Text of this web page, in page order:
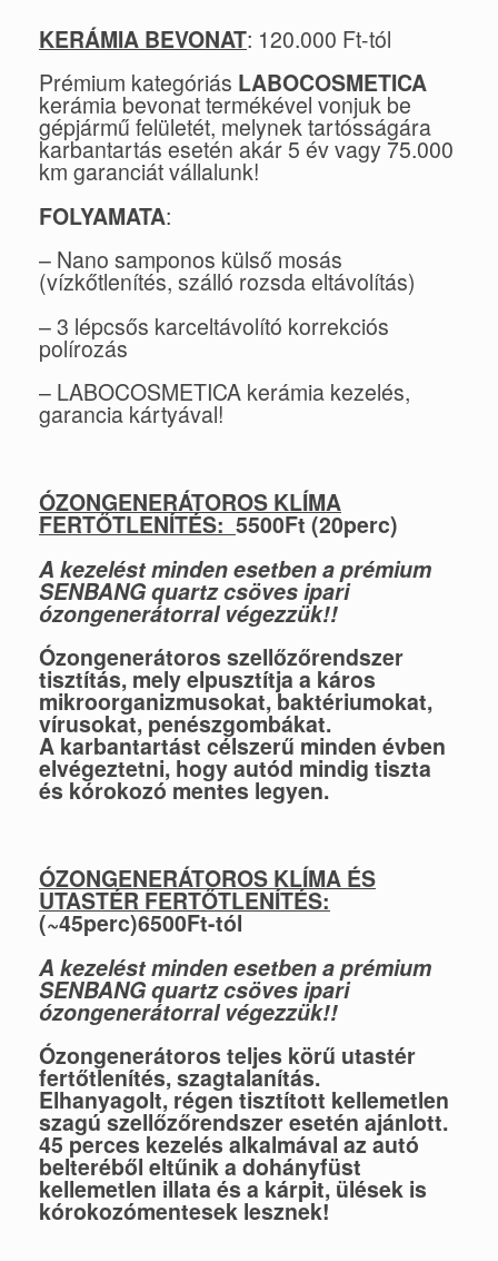
KERÁMIA BEVONAT: 120.000 Ft-tól
Prémium kategóriás LABOCOSMETICA
kerámia bevonat termékével vonjuk be
gépjármű felületét, melynek tartósságára
karbantartás esetén akár 5 év vagy 75.000
km garanciát vállalunk!
FOLYAMATA:
– Nano samponos külső mosás
(vízkőtlenítés, szálló rozsda eltávolítás)
– 3 lépcsős karceltávolító korrekciós
polírozás
– LABOCOSMETICA kerámia kezelés,
garancia kártyával!
ÓZONGENERÁTOROS KLÍMA
FERTŐTLENÍTÉS: 5500Ft (20perc)
A kezelést minden esetben a prémium
SENBANG quartz csöves ipari
ózongenerátorral végezzük!!
Ózongenerátoros szellőzőrendszer
tisztítás, mely elpusztítja a káros
mikroorganizmusokat, baktériumokat,
vírusokat, penészgombákat.
A karbantartást célszerű minden évben
elvégeztetni, hogy autód mindig tiszta
és kórokozó mentes legyen.
ÓZONGENERÁTOROS KLÍMA ÉS
UTASTÉR FERTŐTLENÍTÉS:
(~45perc)6500Ft-tól
A kezelést minden esetben a prémium
SENBANG quartz csöves ipari
ózongenerátorral végezzük!!
Ózongenerátoros teljes körű utastér
fertőtlenítés, szagtalanítás.
Elhanyagolt, régen tisztított kellemetlen
szagú szellőzőrendszer esetén ajánlott.
45 perces kezelés alkalmával az autó
belteréből eltűnik a dohányfüst
kellemetlen illata és a kárpit, ülések is
kórokozómentesek lesznek!